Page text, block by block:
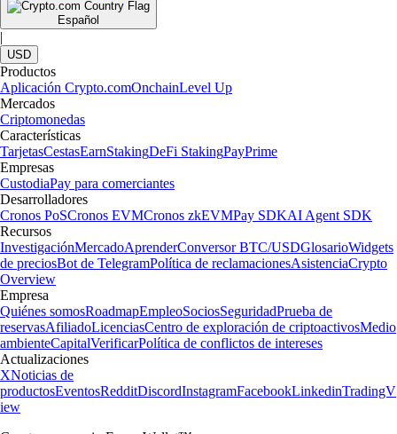
Español
|
USD
Productos
Aplicación Crypto.comOnchainLevel Up
Mercados
Criptomonedas
Características
TarjetasCestasEarnStakingDeFi StakingPayPrime
Empresas
CustodiaPay para comerciantes
Desarrolladores
Cronos PoSCronos EVMCronos zkEVMPay SDKAI Agent SDK
Recursos
InvestigaciónMercadoAprenderConversor BTC/USDGlosarioWidgets
de preciosBot de TelegramPolítica de reclamacionesAsistenciaCrypto
Overview
Empresa
Quiénes somosRoadmapEmpleoSociosSeguridadPrueba de
reservasAfiliadoLicenciasCentro de exploración de criptoactivosMedio
ambienteCapitalVerificarPolítica de conflictos de intereses
Actualizaciones
XNoticias de
productosEventosRedditDiscordInstagramFacebookLinkedinTradingV
iew